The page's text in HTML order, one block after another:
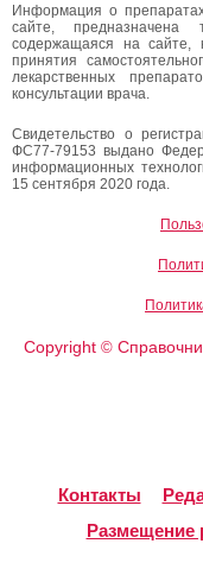
Информация о
сайте, предназначена
содержащаяся на сайте,
принятия
лекарственных
консультации врача.
Свидетельство о
ФС77-79153 выдано
информационных
15 сентября 2020 года.
Copyright ©
Контакты
Размещение